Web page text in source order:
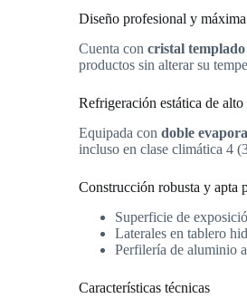
Diseño profesional y
Cuenta concristal
productos sin alterar su
Refrigeración estática de
Equipada condoble
incluso en clase climática 4
Construcción robusta y apta
Superficie de
Laterales en tablero
Perfilería de aluminio
Características técnicas